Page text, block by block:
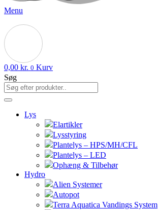
Menu
0,00 kr. 0 Kurv
Søg
Lys
Elartikler
Lysstyring
Plantelys – HPS/MH/CFL
Plantelys – LED
Ophæng & Tilbehør
Hydro
Alien Systemer
Autopot
Terra Aquatica Vandings System